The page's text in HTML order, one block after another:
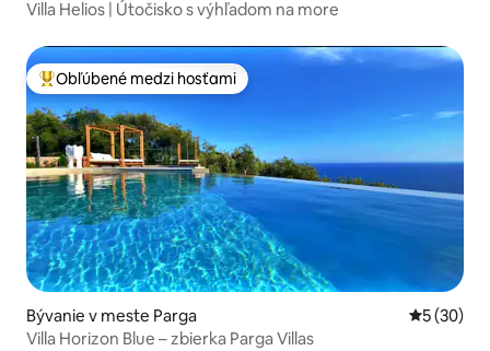
Villa Helios | Útočisko s výhľadom na more
Najobľúbenejšie medzi hosťami
Obľúbené medzi hosťami
Bývanie v meste Parga
5 (30)
Villa Horizon Blue – zbierka Parga Villas